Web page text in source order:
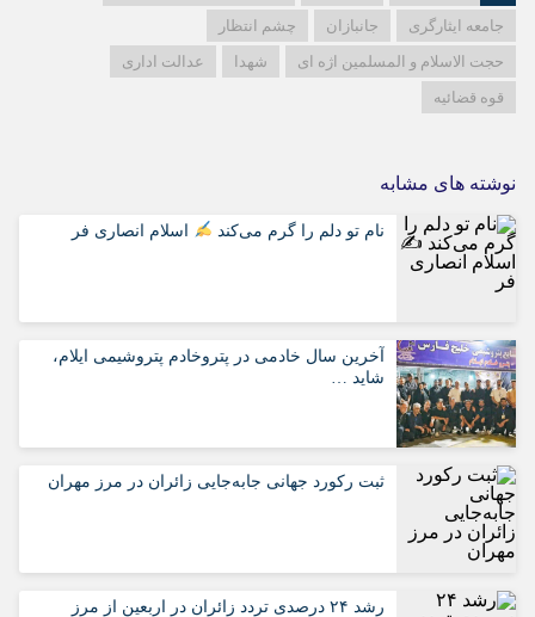
جامعه ایثارگری
جانبازان
چشم انتظار
حجت الاسلام و المسلمین اژه ای
شهدا
عدالت اداری
قوه قضائیه
نوشته های مشابه
نام تو دلم را گرم می‌کند اسلام انصاری فر
آخرین سال خادمی در پتروخادم پتروشیمی ایلام،
شاید …
ثبت رکورد جهانی جابه‌جایی زائران در مرز مهران
رشد ۲۴ درصدی تردد زائران در اربعین از مرز